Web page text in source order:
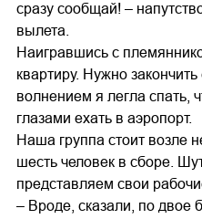
сразу сообщай! –
вылета.
Наигравшись с
квартиру. Нужно
волнением я легла спать,
глазами ехать в аэропорт.
Наша группа стоит возле
шесть человек в сборе.
представляем свои
– Вроде, сказали, по двое